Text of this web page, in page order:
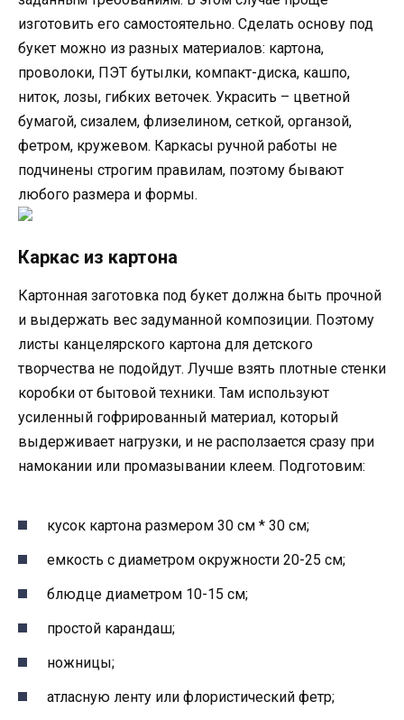
изготовить его самостоятельно. Сделать основу под
букет можно из разных материалов: картона,
проволоки, ПЭТ бутылки, компакт-диска, кашпо,
ниток, лозы, гибких веточек. Украсить – цветной
бумагой, сизалем, флизелином, сеткой, органзой,
фетром, кружевом. Каркасы ручной работы не
подчинены строгим правилам, поэтому бывают
любого размера и формы.
Каркас из картона
Картонная заготовка под букет должна быть прочной
и выдержать вес задуманной композиции. Поэтому
листы канцелярского картона для детского
творчества не подойдут. Лучше взять плотные стенки
коробки от бытовой техники. Там используют
усиленный гофрированный материал, который
выдерживает нагрузки, и не расползается сразу при
намокании или промазывании клеем. Подготовим:
кусок картона размером 30 см * 30 см;
емкость с диаметром окружности 20-25 см;
блюдце диаметром 10-15 см;
простой карандаш;
ножницы;
атласную ленту или флористический фетр;